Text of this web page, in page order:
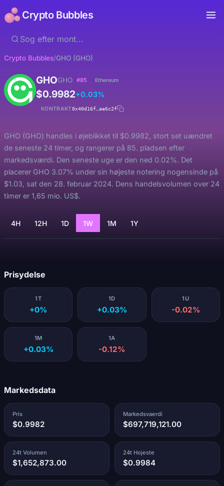
Crypto Bubbles
Crypto Bubbles/GHO (GHO)
GHOGHO #85 Ethereum
$0.9982+0.03%
KONTRAKT0x40d16f…ae6c2f
GHO (GHO) handles i øjeblikket til $0.9982, stort set uændret
de seneste 24 timer, og rangerer på 85. pladsen efter
markedsværdi. Den seneste uge er den ned 0.02%. Det
placerer GHO 3.07% under sin højeste notering nogensinde på
$1.03, sat den 28. februar 2024. Dens handelsvolumen over 24
timer er 1,65 mio. US$.
4H 12H 1D 1W 1M 1Y
Prisydelse
1T
+0%
1D
+0.03%
1U
-0.02%
1M
+0.03%
1A
-0.12%
Markedsdata
Pris
$0.9982
Markedsvaerdi
$697,719,121.00
24t Volumen
$1,652,873.00
24t Hojeste
$0.9984